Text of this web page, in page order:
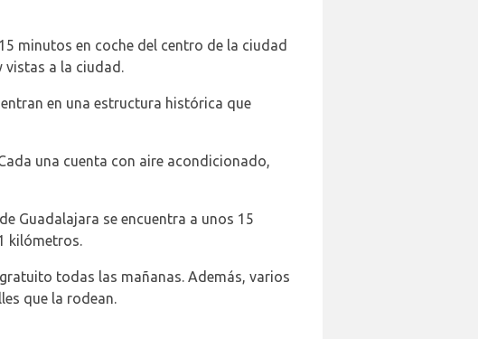
minutos en coche del centro de la ciudad
vistas a la ciudad.
en una estructura histórica que
una cuenta con aire acondicionado,
Guadalajara se encuentra a unos 15
kilómetros.
todas las mañanas. Además, varios
que la rodean.